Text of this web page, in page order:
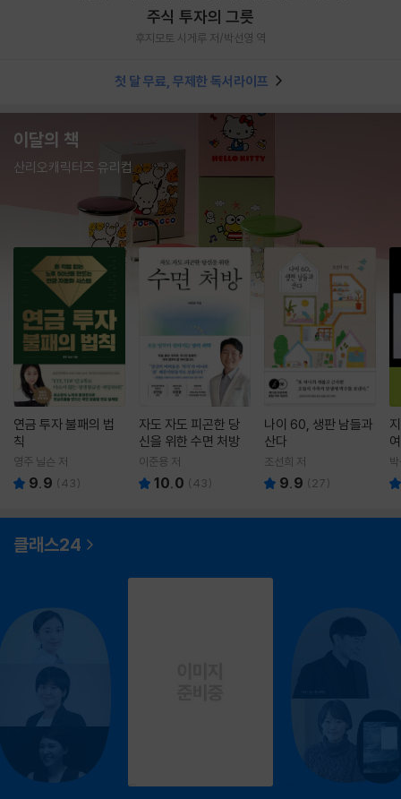
주식 투자의 그릇
후지모토 시게루 저/박선영 역
첫 달 무료, 무제한 독서라이프
이달의 책
산리오캐릭터즈 유리컵
연금 투자 불패의 법
칙
영주 닐슨 저
9.9 (43)
자도 자도 피곤한 당
신을 위한 수면 처방
이준용 저
10.0 (43)
나이 60, 생판 남들과
산다
조선희 저
9.9 ( 27)
클래스24